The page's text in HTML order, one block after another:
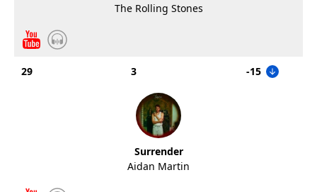
The Rolling Stones
29 3 -15
Surrender
Aidan Martin